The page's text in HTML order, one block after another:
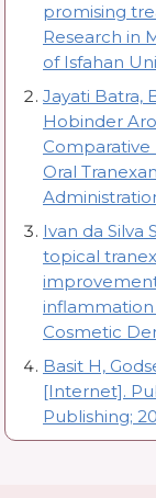
promising
Research in
of Isfahan
Jayati Batra,
Hobinder
Comparative
Oral
Ivan da Silva
topical
inflammation
Cosmetic
Basit H,
[Internet].
Publishing;